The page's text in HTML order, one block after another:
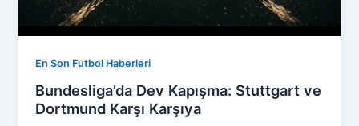
En Son Futbol Haberleri
Bundesliga’da Dev Kapışma: Stuttgart ve
Dortmund Karşı Karşıya